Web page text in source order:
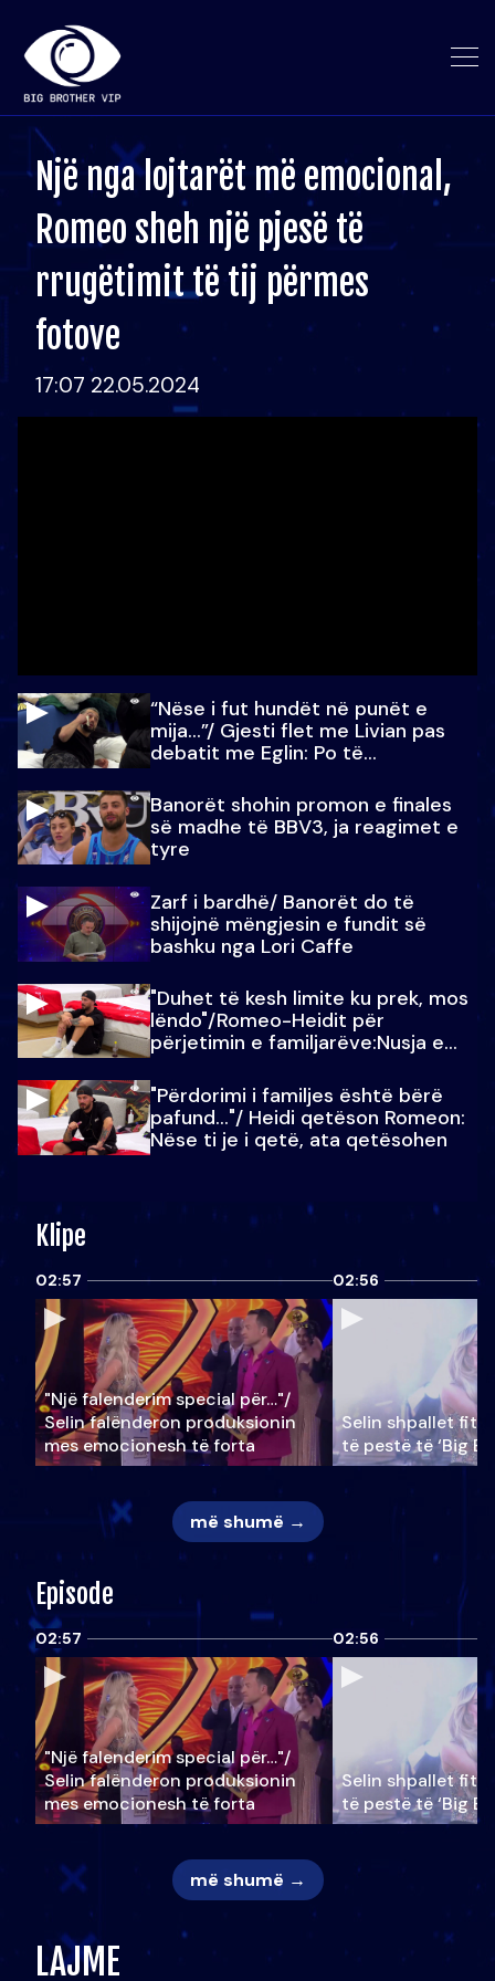
Një nga lojtarët më emocional,
Romeo sheh një pjesë të
rrugëtimit të tij përmes
fotove
17:07 22.05.2024
“Nëse i fut hundët në punët e
mija…”/ Gjesti flet me Livian pas
debatit me Eglin: Po të
Banorët shohin promon e finales
së madhe të BBV3, ja reagimet e
tyre
Zarf i bardhë/ Banorët do të
shijojnë mëngjesin e fundit së
bashku nga Lori Caffe
"Duhet të kesh limite ku prek, mos
lëndo"/Romeo-Heidit për
përjetimin e familjarëve:Nusja e
"Përdorimi i familjes është bërë
pafund…"/ Heidi qetëson Romeon:
Nëse ti je i qetë, ata qetësohen
Klipe
02:57
"Një falenderim special për…"/
Selin falënderon produksionin
mes emocionesh të forta
02:56
Selin shpallet
të pestë të ‘Big
më shumë →
Episode
02:57
"Një falenderim special për…"/
Selin falënderon produksionin
mes emocionesh të forta
02:56
Selin shpallet
të pestë të ‘Big
më shumë →
LAJME